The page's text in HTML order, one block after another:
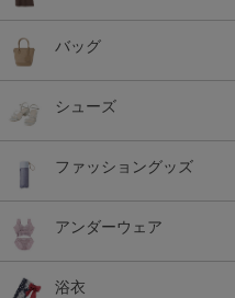
バッグ
シューズ
ファッショングッズ
アンダーウェア
浴衣